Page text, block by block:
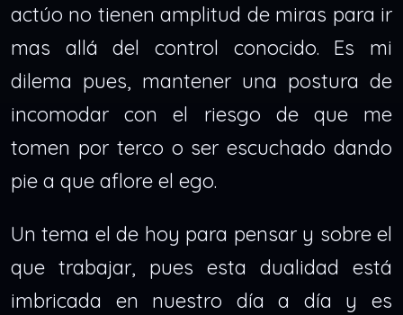
actúo no tienen amplitud de miras para ir
mas allá del control conocido. Es mi
dilema pues, mantener una postura de
incomodar con el riesgo de que me
tomen por terco o ser escuchado dando
pie a que aflore el ego.
Un tema el de hoy para pensar y sobre el
que trabajar, pues esta dualidad está
imbricada en nuestro día a día y es